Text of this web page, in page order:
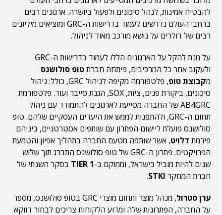
להבטיח אמינות, לנהל סיכונים ולפעול ביושרה. ארגונים רבים
ברחבי העולם נדרשים לעמוד בדרישות ה-GRC ומוציאים מיליונים
רבים של דולרים על נושא מורכב מאוד לניהול.
על מנת להקל על הארגונים הללו לעמוד בדרישות ה-GRC
ולעקוב אחר כל המרכיבים, פיתחה חברתטופ סולושנס
מקבוצת טופ
, פלטפורמה מקיפה לניהול GRC, כולל: ניהול
סיכונים, ביקורת פנים, ציות, SOX, הגנת סייבר ועוד. פלטפורמת
AB4GRC של החברה מסייעת לארגונים להתמודד עם ניהול
תחום ה-GRC, ולהתפנות לממש את היעדים העסקיים שלהם. טופ
סולושנס פועלת ליישום הפתרון עם שותפים אסטרטגיים, ביניהם
פירמת דלויט, אשר שותפה מטעם החברה בתהליך אפיון והטמעת
הפרויקטים. פתרון ה-GRC של טופ סולושנס התברג תוך שלוש
שנים להיות מוביל בישראל, וממוקם ב-TIER 1 בסקר השנתי של
חברת המחקר STKI
.
ערן סטרול
, מנהל מוצר ותחום מוצרי GRC בטופ סולושנס, מספר
על החברה, הפתרונות שלה ומדוע הלקוחות צריכים לבחור דווקא